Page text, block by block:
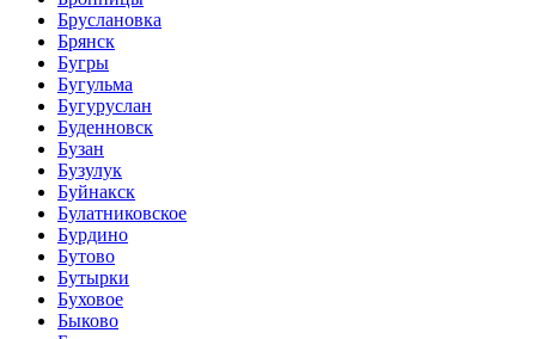
Бруслановка
Брянск
Бугры
Бугульма
Бугуруслан
Буденновск
Бузан
Бузулук
Буйнакск
Булатниковское
Бурдино
Бутово
Бутырки
Буховое
Быково